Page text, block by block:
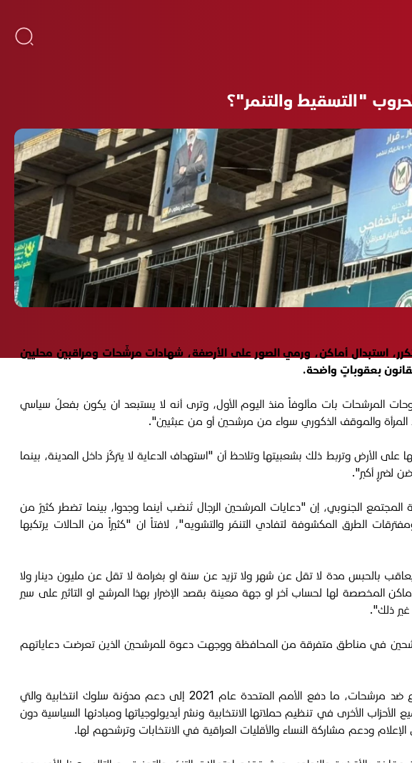
"التسقيط والتنمر"؟
استبدال أماكن، ورمي الصور على الأرصفة، شهادات مرشّحات ومراقبين محليين
بعقوباتٍ واضحة.
المرشحات بات مألوفاً منذ اليوم الأول، وترى أنه لا يستبعد ان يكون بفعلٌ سياسي
والموقف الذكوري سواء من مرشحين أو من عبثيين".
الأرض وتربط ذلك بشعبيتها وتلاحظ أن "استهداف الدعاية لا يتركّز داخل المدينة، بينما
لضررٍ أكبر".
الجنوبي، إن "دعايات المرشحين الرجال تُنصَب أينما وجدوا، بينما تضطر كثيرٌ من
الطرق المكشوفة لتفادي التنمّر والتشويه"، لافتاً ان "كثيراً من الحالات يرتكبها
اتجاه هذه العمليات اذ نصت المادة 35 من قانون الانتخابات رقم 9 لسنة 2020 على أنه "يعاقب بالحبس مدة لا تقل عن شهر ولا تزيد عن سنة او بغرامة لا تقل عن مليون دينار ولا
المخصصة لها لحساب آخر او جهة معينة بقصد الإضرار بهذا المرشح او التاثير على سير
غير ذلك".
في مناطق متفرقة من المحافظة ووجهت دعوة للمرشحين الذين تعرضت دعاياتهم
ولا يقتصر الاستهداف على الفضاء المادي، فالخبرة العراقية القريبة تؤكد تصاعد خطاب الكراهية والعنف القائم على النوع ضد مرشحات، ما دفع الأمم المتحدة عام 2021 إلى دعم مدوّنة سلوك انتخابية والتي
الأخرى في تنظيم حملاتها الانتخابية ونشر أيديولوجياتها ومبادئها السياسية دون
ودعم مشاركة النساء والأقليات العراقية في الانتخابات وترشحهم لها.